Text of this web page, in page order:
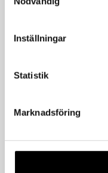
Inställningar
Statistik
Marknadsföring